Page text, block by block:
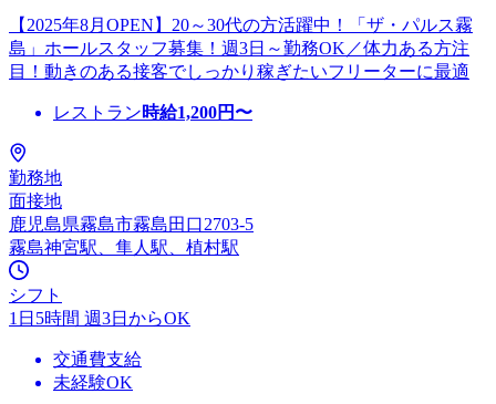
【2025年8月OPEN】20～30代の方活躍中！「ザ・パルス霧
島」ホールスタッフ募集！週3日～勤務OK／体力ある方注
目！動きのある接客でしっかり稼ぎたいフリーターに最適
レストラン時給1,200円〜
勤務地
面接地
鹿児島県霧島市霧島田口2703-5
霧島神宮駅、隼人駅、植村駅
シフト
1日5時間 週3日からOK
交通費支給
未経験OK